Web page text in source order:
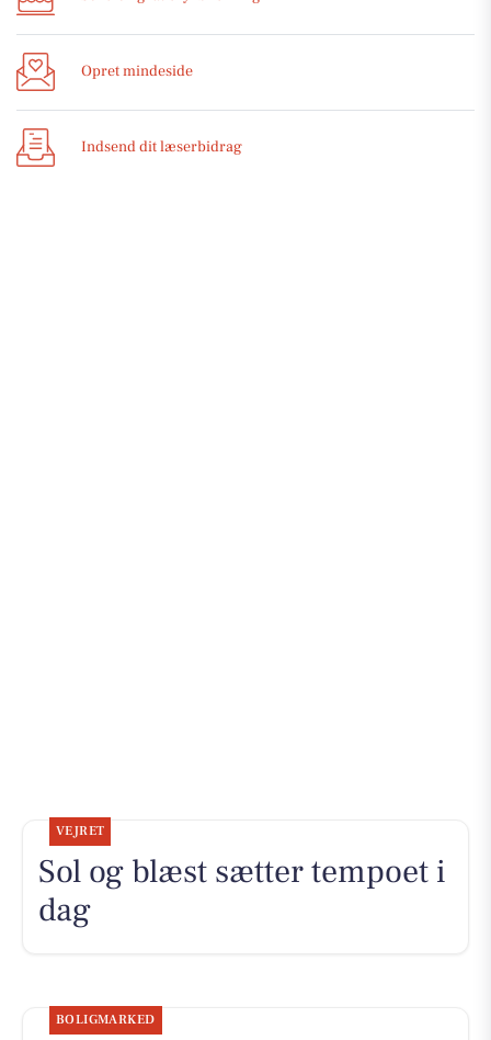
Opret mindeside
Indsend dit læserbidrag
VEJRET
Sol og blæst sætter tempoet i
dag
BOLIGMARKED